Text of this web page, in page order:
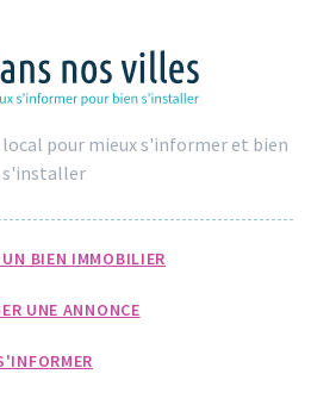
pour mieux s'informer et bien
s'installer
BIEN IMMOBILIER
UNE ANNONCE